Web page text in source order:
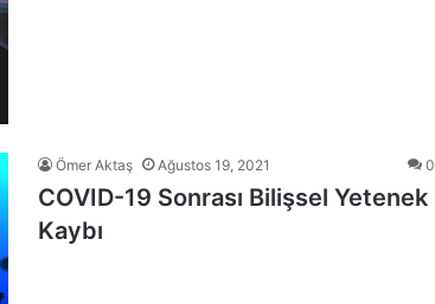
Ömer Aktaş Ağustos 19, 2021 0
COVID-19 Sonrası Bilişsel Yetenek
Kaybı